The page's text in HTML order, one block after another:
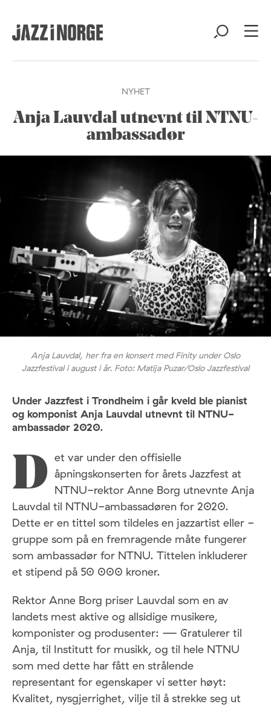
NYHET
Anja Lauvdal utnevnt til NTNU-
ambassadør
Anja Lauvdal, her fra en konsert med Finity under Oslo
Jazzfestival i august i år. Foto: Matija Puzar/Oslo Jazzfestival
Under Jazzfest i Trondheim i går kveld ble pianist
og komponist Anja Lauvdal utnevnt til NTNU-
ambassadør 2020.
D et var under den offisielle
åpningskonserten for årets Jazzfest at
NTNU-rektor Anne Borg utnevnte Anja
Lauvdal til NTNU-ambassadøren for 2020.
Dette er en tittel som tildeles en jazzartist eller -
gruppe som på en fremragende måte fungerer
som ambassadør for NTNU. Tittelen inkluderer
et stipend på 50 000 kroner.
Rektor Anne Borg priser Lauvdal som en av
landets mest aktive og allsidige musikere,
komponister og produsenter: — Gratulerer til
Anja, til Institutt for musikk, og til hele NTNU
som med dette har fått en strålende
representant for egenskaper vi setter høyt:
Kvalitet, nysgjerrighet, vilje til å strekke seg ut